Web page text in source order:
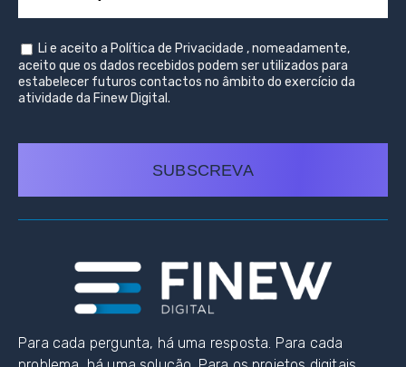
Li e aceito a Política de Privacidade , nomeadamente,
aceito que os dados recebidos podem ser utilizados para
estabelecer futuros contactos no âmbito do exercício da
atividade da Finew Digital.
SUBSCREVA
Para cada pergunta, há uma resposta. Para cada